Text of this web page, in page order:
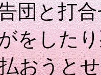
団と打
をした
おうと